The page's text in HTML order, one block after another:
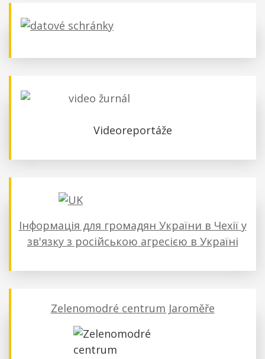
Videoreportáže
Інформація для громадян України в Чехії у
зв'язку з російською агресією в Україні
Zelenomodré centrum Jaroměře